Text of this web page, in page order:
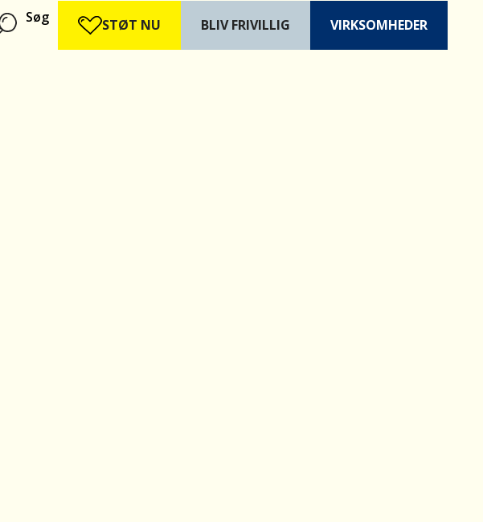
Søg STØT NU BLIV FRIVILLIG VIRKSOMHEDER